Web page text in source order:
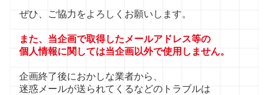
ぜひ、ご協力をよろしくお願いします。
また、当企画で取得したメールアドレス等の
個人情報に関しては当企画以外で使用しません。
企画終了後におかしな業者から、
迷惑メールが送られてくるなどのトラブルは